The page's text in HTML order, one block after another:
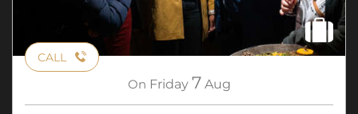
CALL
On Friday 7 Aug